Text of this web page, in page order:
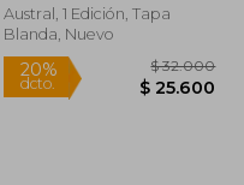
Austral, 1 Edición, Tapa
Blanda, Nuevo